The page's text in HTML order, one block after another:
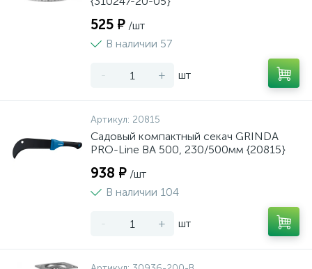
525 ₽ /шт
В наличии 57
- + шт
Артикул: 20815
Садовый компактный секач GRINDA
PRO-Line BA 500, 230/500мм {20815}
938 ₽ /шт
В наличии 104
- + шт